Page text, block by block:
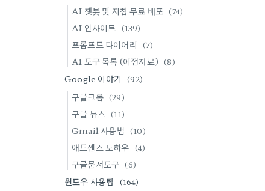
AI 챗봇 및 지침 무료 배포 (74)
AI 인사이트 (139)
프롬프트 다이어리 (7)
AI 도구 목록 (이전자료) (8)
Google 이야기 (92)
구글크롬 (29)
구글 뉴스 (11)
Gmail 사용법 (10)
애드센스 노하우 (4)
구글문서도구 (6)
윈도우 사용팁 (164)